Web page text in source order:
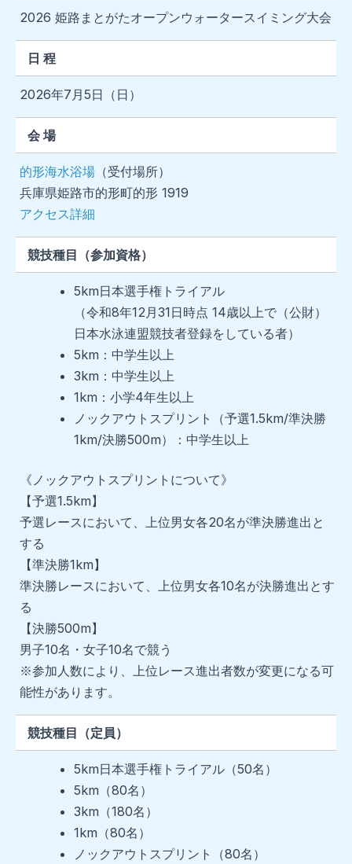
2026 姫路まとがたオープンウォータースイミング大会
日 程
2026年7月5日（日）
会 場
的形海水浴場 （受付場所）
兵庫県姫路市的形町的形 1919
アクセス詳細
競技種目（参加資格）
5km日本選手権トライアル
（令和8年12月31日時点 14歳以上で（公財）
日本水泳連盟競技者登録をしている者）
5km：中学生以上
3km：中学生以上
1km：小学4年生以上
ノックアウトスプリント（予選1.5km/準決勝
1km/決勝500m）：中学生以上
《ノックアウトスプリントについて》
【予選1.5km】
予選レースにおいて、上位男女各20名が準決勝進出と
する
【準決勝1km】
準決勝レースにおいて、上位男女各10名が決勝進出とす
る
【決勝500m】
男子10名・女子10名で競う
※参加人数により、上位レース進出者数が変更になる可
能性があります。
競技種目（定員）
5km日本選手権トライアル（50名）
5km（80名）
3km（180名）
1km（80名）
ノックアウトスプリント（80名）